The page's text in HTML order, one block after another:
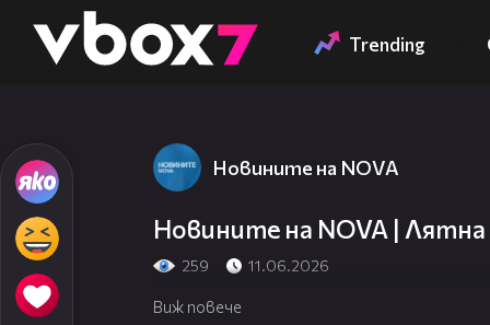
👾 Trending
Новините на NOVA
Новините на NOVA | Лятна
259 11.06.2026
Виж повече